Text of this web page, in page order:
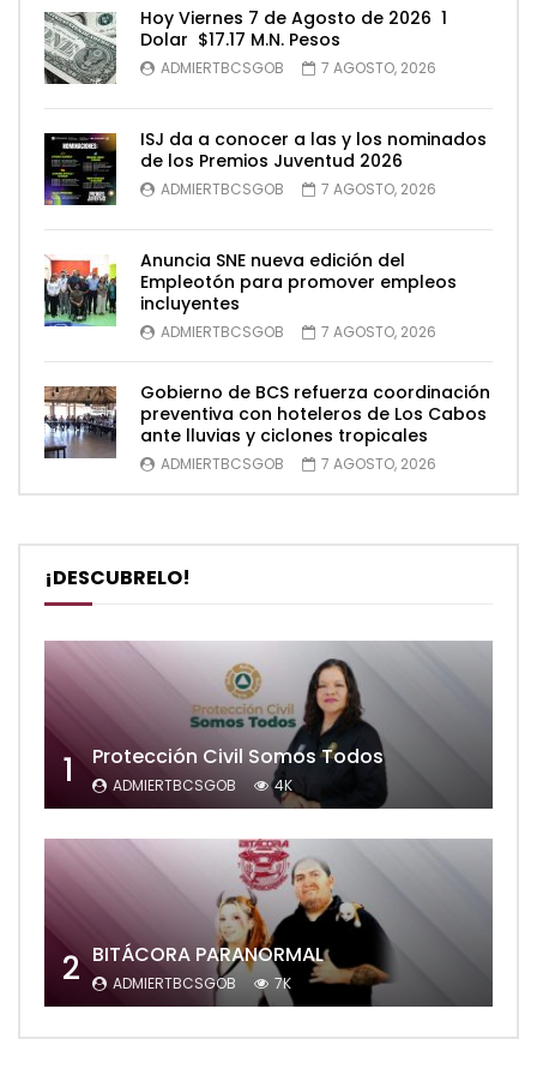
Hoy Viernes 7 de Agosto de 2026 1
Dolar $17.17 M.N. Pesos
ADMIERTBCSGOB 7 AGOSTO, 2026
ISJ da a conocer a las y los nominados
de los Premios Juventud 2026
ADMIERTBCSGOB 7 AGOSTO, 2026
Anuncia SNE nueva edición del
Empleotón para promover empleos
incluyentes
ADMIERTBCSGOB 7 AGOSTO, 2026
Gobierno de BCS refuerza coordinación
preventiva con hoteleros de Los Cabos
ante lluvias y ciclones tropicales
ADMIERTBCSGOB 7 AGOSTO, 2026
¡DESCUBRELO!
1 Protección Civil Somos Todos
ADMIERTBCSGOB 4K
2 BITÁCORA PARANORMAL
ADMIERTBCSGOB 7K